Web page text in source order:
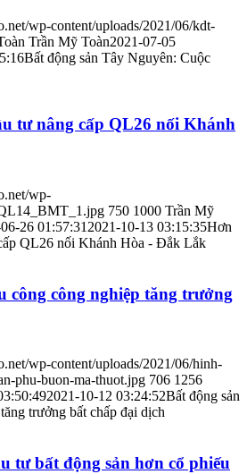
wp-content/uploads/2021/06/kdt-
Trần Mỹ Toàn2021-07-05
Bất động sản Tây Nguyên: Cuộc
tư nâng cấp QL26 nối Khánh
wp-
750 1000 Trần Mỹ
26 01:57:31 2021-10-13 03:15:35Hơn
QL26 nối Khánh Hòa - Đắk Lắk
công công nghiệp tăng trưởng
wp-content/uploads/2021/06/hinh-
phu-buon-ma-thuot.jpg 706 1256
2021-10-12 03:24:52Bất động sản
trưởng bất chấp đại dịch
tư bất động sản hơn cổ phiếu